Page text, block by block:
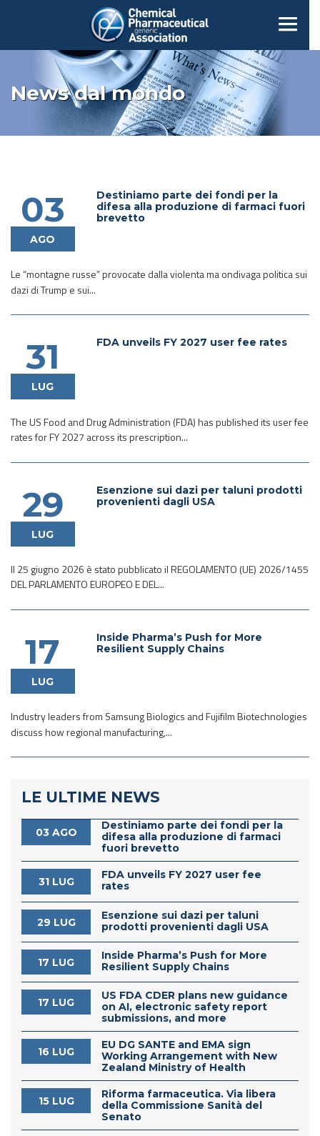
News dal mondo
03
AGO
Destiniamo parte dei fondi per la
difesa alla produzione di farmaci fuori
brevetto
Le “montagne russe” provocate dalla violenta ma ondivaga politica sui
dazi di Trump e sui...
31
LUG
FDA unveils FY 2027 user fee rates
The US Food and Drug Administration (FDA) has published its user fee
rates for FY 2027 across its prescription...
29
LUG
Esenzione sui dazi per taluni prodotti
provenienti dagli USA
Il 25 giugno 2026 è stato pubblicato il REGOLAMENTO (UE) 2026/1455
DEL PARLAMENTO EUROPEO E DEL...
17
LUG
Inside Pharma’s Push for More
Resilient Supply Chains
Industry leaders from Samsung Biologics and Fujifilm Biotechnologies
discuss how regional manufacturing,...
LE ULTIME NEWS
03 AGO
Destiniamo parte dei fondi per la
difesa alla produzione di farmaci
fuori brevetto
31 LUG
FDA unveils FY 2027 user fee
rates
29 LUG
Esenzione sui dazi per taluni
prodotti provenienti dagli USA
17 LUG
Inside Pharma’s Push for More
Resilient Supply Chains
17 LUG
US FDA CDER plans new guidance
on AI, electronic safety report
submissions, and more
16 LUG
EU DG SANTE and EMA sign
Working Arrangement with New
Zealand Ministry of Health
15 LUG
Riforma farmaceutica. Via libera
della Commissione Sanità del
Senato